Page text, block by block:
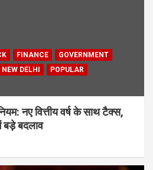
FINANCE
GOVERNMENT
NEW DELHI
POPULAR
नए वित्तीय वर्ष के साथ टैक्स,
बड़े बदलाव